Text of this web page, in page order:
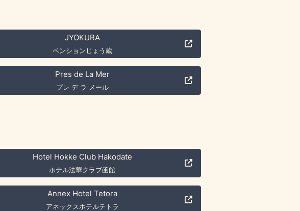
JYOKURA
ペンションじょう蔵
Pres de La Mer
プレ デ ラ メール
Hotel Hokke Club Hakodate
ホテル法華クラブ函館
Annex Hotel Tetora
アネックスホテルテトラ